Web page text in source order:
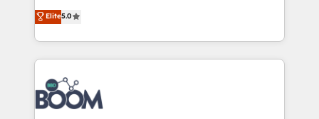
stratégies d'acquisition marketing (SEO, SEA,
inbound, automatisation marketing, ABM, IA,
emailing) Informations clés : - 10 ans d'expérience -
100+ intégrations CRM HubSpot réussies - 40
experts conseil - 150 certifications HubSpot
cumulées
Vonazon turns marketing complexity into
measurable, scalable growth. From onboarding to
enterprise-grade campaigns, our in-house team
builds scalable strategies that drive long-term
revenue. ⚙️ HubSpot Integration & Optimization •
Seamless CRM, CMS, and automation setup •
Complex platform migrations and data cleanups •
Elite5.0